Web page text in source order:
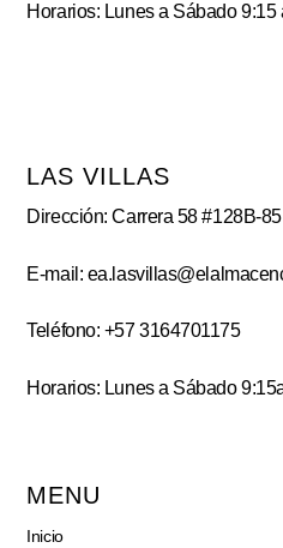
Horarios: Lunes a Sábado 9:15
LAS VILLAS
Dirección: Carrera 58 #128B-85
E-mail:
Teléfono: +57 3164701175
Horarios: Lunes a Sábado
MENU
Inicio